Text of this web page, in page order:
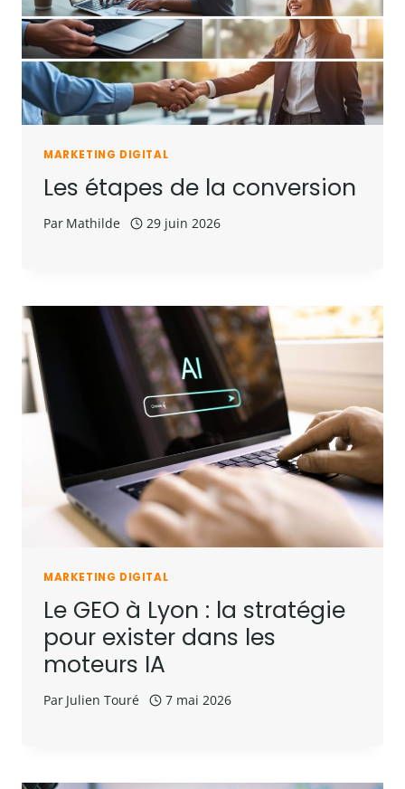
MARKETING DIGITAL
Les étapes de la conversion
Par Mathilde 29 juin 2026
MARKETING DIGITAL
Le GEO à Lyon : la stratégie
pour exister dans les
moteurs IA
Par Julien Touré 7 mai 2026